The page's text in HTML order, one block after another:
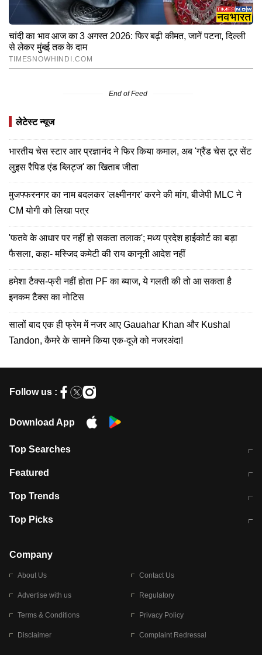
End of Feed
लेटेस्ट न्यूज
भारतीय चेस स्टार आर प्रज्ञानंद ने फिर किया कमाल, अब 'ग्रैंड चेस टूर सेंट
लुइस रैपिड एंड ब्लिट्ज' का खिताब जीता
मुजफ्फरनगर का नाम बदलकर 'लक्ष्मीनगर' करने की मांग, बीजेपी MLC ने
CM योगी को लिखा पत्र
'फतवे के आधार पर नहीं हो सकता तलाक'; मध्य प्रदेश हाईकोर्ट का बड़ा
फैसला, कहा- मस्जिद कमेटी की राय कानूनी आदेश नहीं
हमेशा टैक्स-फ्री नहीं होता PF का ब्याज, ये गलती की तो आ सकता है
इनकम टैक्स का नोटिस
सालों बाद एक ही फ्रेम में नजर आए Gauahar Khan और Kushal
Tandon, कैमरे के सामने किया एक-दूजे को नजरअंदा!
Follow us :
Download App
Top Searches
मुंबई में लगे 'जेन जी' के पोस्टर, लिखा- 'मैं
Featured
10 अगस्त को विधानसभा का घेराव करेंगे
Top Trends
RBI का नया नियम: अब बैंकों को अपनी सभी
Top Picks
बारिश की चेतावनी
Company
About Us Contact Us
Advertise with us Regulatory
Terms & Conditions Privacy Policy
Disclaimer Complaint Redressal